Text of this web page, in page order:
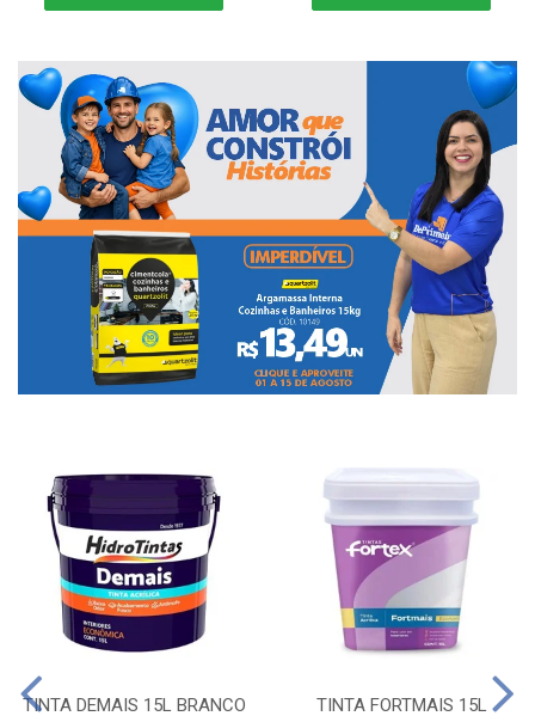
TINTA DEMAIS 15L BRANCO TINTA FORTMAIS 15L